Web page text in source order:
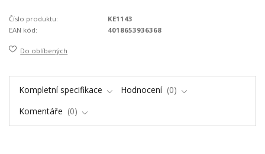
Číslo produktu:
KE1143
EAN kód:
4018653936368
Do oblíbených
Kompletní specifikace Hodnocení
0
Komentáře
0